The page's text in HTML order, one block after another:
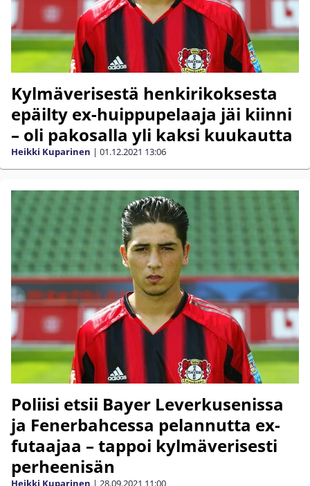
Kylmäverisestä henkirikoksesta
epäilty ex-huippupelaaja jäi kiinni
– oli pakosalla yli kaksi kuukautta
Heikki Kuparinen | 01.12.2021 13:06
Poliisi etsii Bayer Leverkusenissa
ja Fenerbahcessa pelannutta ex-
futaajaa – tappoi kylmäverisesti
perheenisän
Heikki Kuparinen | 28.09.2021 11:00